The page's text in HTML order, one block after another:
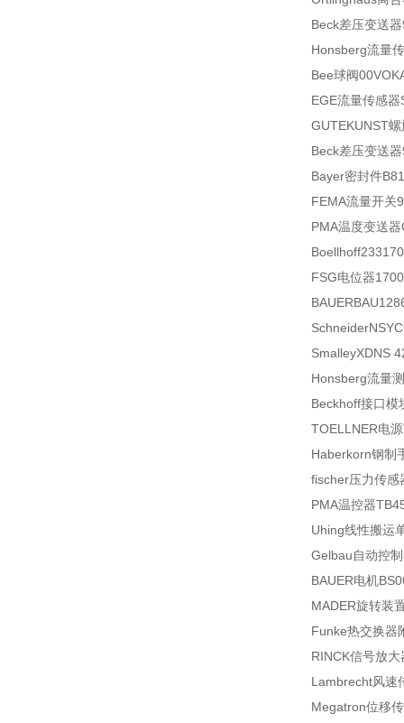
Beck差压变送
Honsberg流量
Bee球阀
EGE流量传感
GUTEKUNST
Beck差压变送
Bayer密封件
FEMA流量开关
PMA温度变送
FSG电位器
SmalleyXDNS
Honsberg流量
Beckhoff接口模
TOELLNER电
Haberkorn钢制
fischer压力传感
PMA温控器
Uhing线性搬运
Gelbau自动控
BAUER电机
MADER旋转装
Funke热交换器
RINCK信号放
Lambrecht风速
Megatron位移